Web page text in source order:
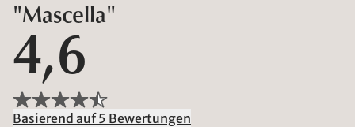
"Mascella"
4,6
Basierend auf 5 Bewertungen